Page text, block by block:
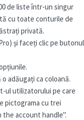
de liste într-un singur
cu toate conturile de
privată.
și faceți clic pe butonul
adăugați ca coloană.
ul utilizatorului pe care
pictograma cu trei
account handle".